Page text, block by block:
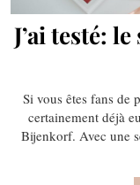
J’ai testé:
Si vous êtes fans de
certainement déjà
Bijenkorf. Avec une